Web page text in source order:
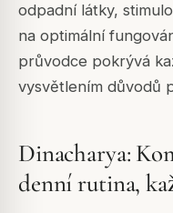
odpadní látky,
na optimální
průvodce pokrývá
vysvětlením důvodů
Dinacharya:
denní rutina,